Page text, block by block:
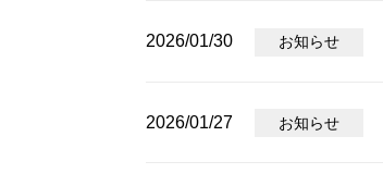
2026/01/30 お知らせ
2026/01/27 お知らせ